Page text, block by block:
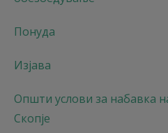
Понуда
Изјава
Општи услови за набавка
Скопје